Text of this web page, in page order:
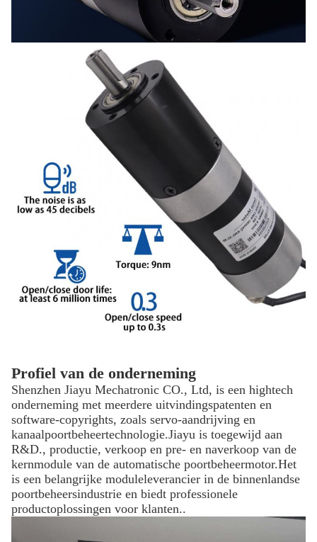
Profiel van de onderneming
Shenzhen Jiayu Mechatronic CO., Ltd, is een hightech
onderneming met meerdere uitvindingspatenten en
software-copyrights, zoals servo-aandrijving en
kanaalpoortbeheertechnologie.Jiayu is toegewijd aan
R&D., productie, verkoop en pre- en naverkoop van de
kernmodule van de automatische poortbeheermotor.Het
is een belangrijke moduleleverancier in de binnenlandse
poortbeheersindustrie en biedt professionele
productoplossingen voor klanten..